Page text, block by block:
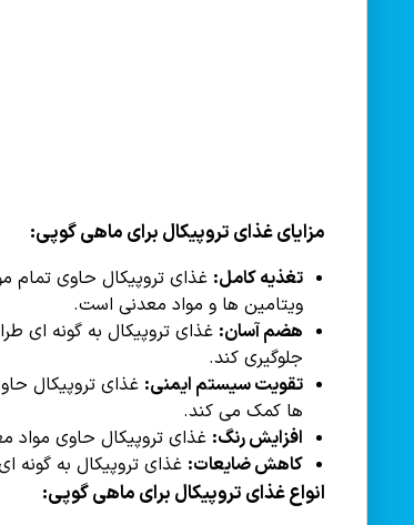
مزایای غذای تروپیکال برای ماهی گوپی:
تغذیه کامل: غذای تروپیکال حاوی تمام
ویتامین ها و مواد معدنی است.
هضم آسان: غذای تروپیکال به گونه ای
جلوگیری کند.
تقویت سیستم ایمنی: غذای تروپیکال
ها کمک می کند.
افزایش رنگ: غذای تروپیکال حاوی
کاهش ضایعات: غذای تروپیکال به گونه
انواع غذای تروپیکال برای ماهی گوپی: